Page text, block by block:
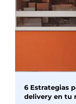
6 Estrategias
delivery en tu